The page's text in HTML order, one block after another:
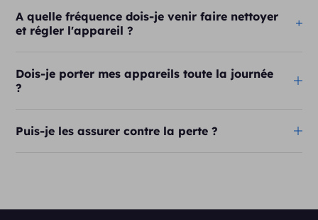
A quelle fréquence dois-je venir faire nettoyer
et régler l'appareil ?
Dois-je porter mes appareils toute la journée
?
Puis-je les assurer contre la perte ?